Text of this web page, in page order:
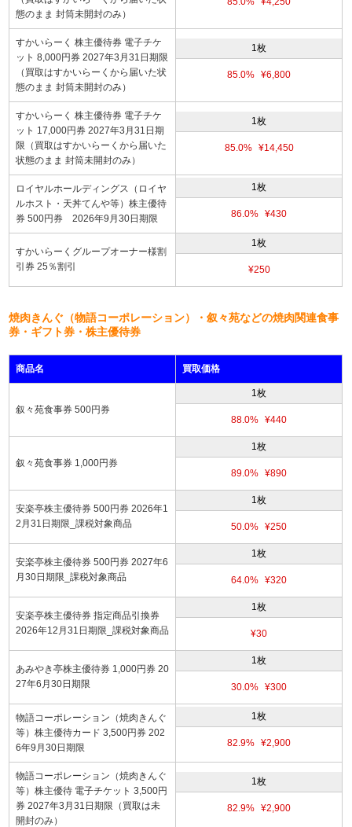
態のまま 封筒未開封のみ）
すかいらーく 株主優待券 電子チケ
ット 8,000円券 2027年3月31日期限
（買取はすかいらーくから届いた状
態のまま 封筒未開封のみ）
1枚
85.0% ¥6,800
すかいらーく 株主優待券 電子チケ
ット 17,000円券 2027年3月31日期
限（買取はすかいらーくから届いた
状態のまま 封筒未開封のみ）
1枚
85.0% ¥14,450
ロイヤルホールディングス（ロイヤ
ルホスト・天丼てんや等）株主優待
券 500円券 2026年9月30日期限
1枚
86.0% ¥430
すかいらーくグループオーナー様割
引券 25％割引
1枚
¥250
焼肉きんぐ（物語コーポレーション）・叙々苑などの焼肉関連食事
券・ギフト券・株主優待券
商品名 買取価格
叙々苑食事券 500円券
1枚
88.0% ¥440
叙々苑食事券 1,000円券
1枚
89.0% ¥890
安楽亭株主優待券 500円券 2026年1
2月31日期限_課税対象商品
1枚
50.0% ¥250
安楽亭株主優待券 500円券 2027年6
月30日期限_課税対象商品
1枚
64.0% ¥320
安楽亭株主優待券 指定商品引換券
2026年12月31日期限_課税対象商品
1枚
¥30
あみやき亭株主優待券 1,000円券 20
27年6月30日期限
1枚
30.0% ¥300
物語コーポレーション（焼肉きんぐ
等）株主優待カード 3,500円券 202
6年9月30日期限
1枚
82.9% ¥2,900
物語コーポレーション（焼肉きんぐ
等）株主優待 電子チケット 3,500円
券 2027年3月31日期限（買取は未
開封のみ）
1枚
82.9% ¥2,900